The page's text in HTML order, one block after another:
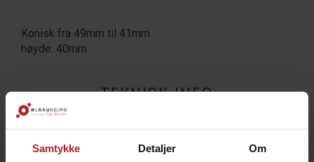
Samtykke Detaljer Om
Konisk fra 49mm til 41mm
høyde: 40mm
TEKNISK INFO
Vin